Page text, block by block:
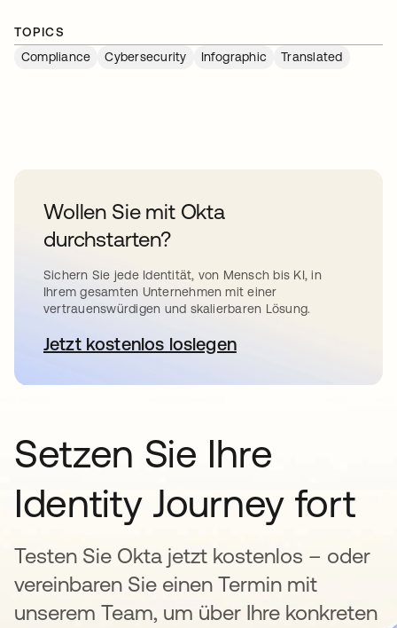
TOPICS
Compliance
Cybersecurity Infographic Translated
Wollen Sie mit Okta
durchstarten?
Sichern Sie jede Identität, von Mensch bis KI, in
Ihrem gesamten Unternehmen mit einer
vertrauenswürdigen und skalierbaren Lösung.
Jetzt kostenlos loslegen
wird in einer neuen
Setzen Sie Ihre
Identity Journey fort
Testen Sie Okta jetzt kostenlos – oder
vereinbaren Sie einen Termin mit
unserem Team, um über Ihre konkreten